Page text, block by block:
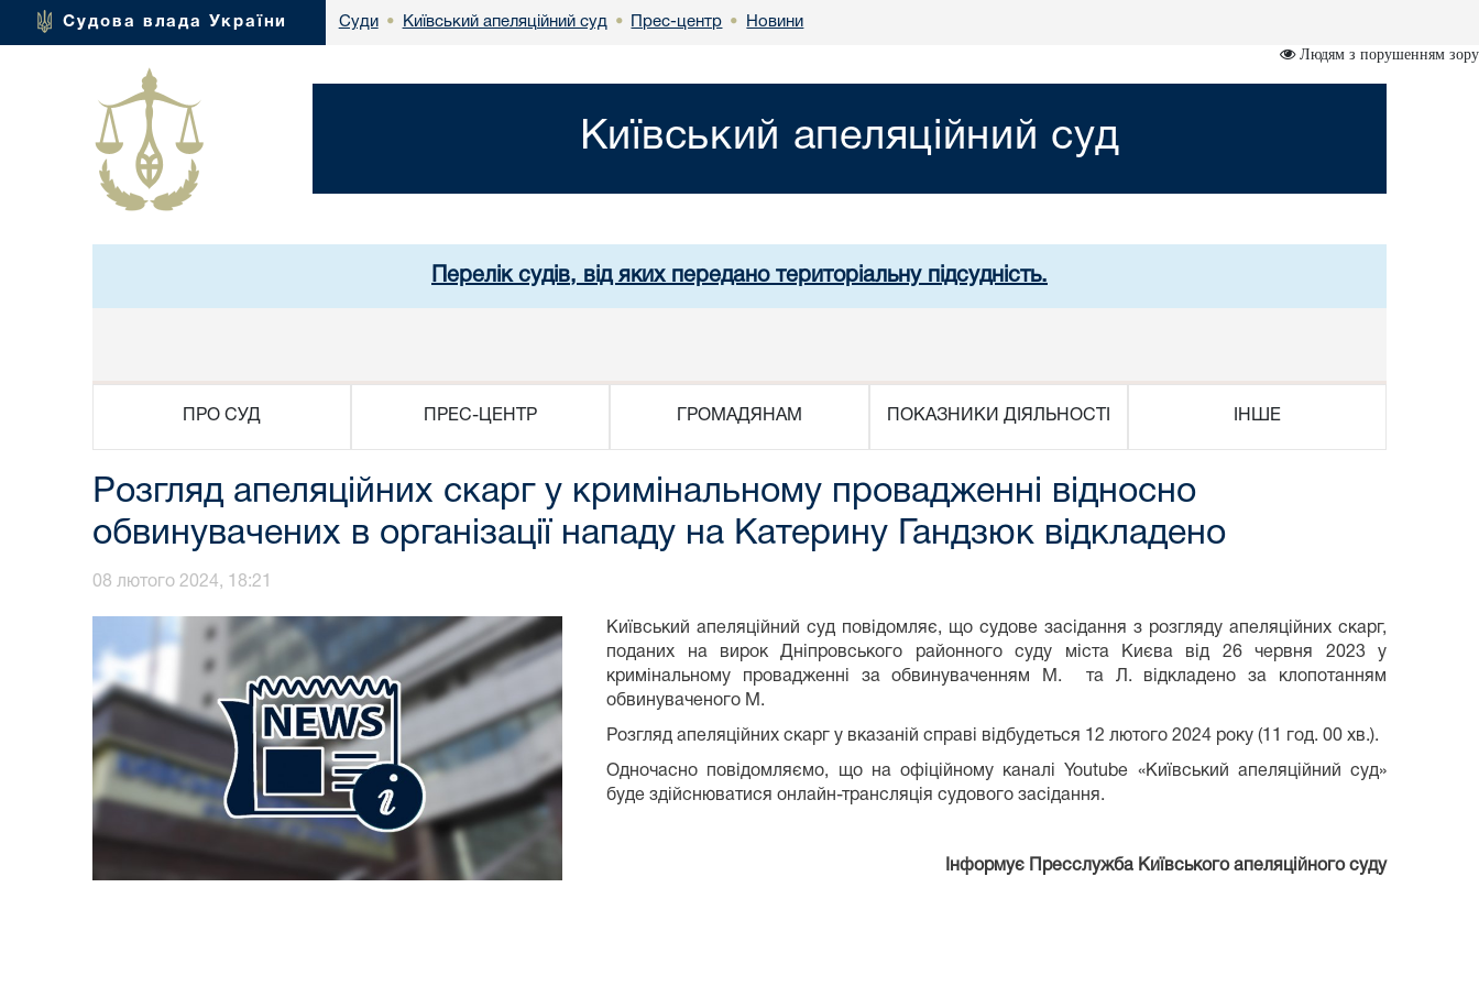
Судова влада України Суди • Київський апеляційний суд • Прес-центр • Новини
Людям з порушенням зору
Київський апеляційний суд
Перелік судів, від яких передано територіальну підсудність.
ПРО СУД ПРЕС-ЦЕНТР ГРОМАДЯНАМ ПОКАЗНИКИ ДІЯЛЬНОСТІ ІНШЕ
Розгляд апеляційних скарг у кримінальному провадженні відносно
обвинувачених в організації нападу на Катерину Гандзюк відкладено
08 лютого 2024, 18:21
Київський апеляційний суд повідомляє, що судове засідання з розгляду апеляційних скарг,
поданих на вирок Дніпровського районного суду міста Києва від 26 червня 2023 у
кримінальному провадженні за обвинуваченням М. та Л. відкладено за клопотанням
обвинуваченого М.
Розгляд апеляційних скарг у вказаній справі відбудеться 12 лютого 2024 року (11 год. 00 хв.).
Одночасно повідомляємо, що на офіційному каналі Youtube «Київський апеляційний суд»
буде здійснюватися онлайн-трансляція судового засідання.
Інформує Пресслужба Київського апеляційного суду